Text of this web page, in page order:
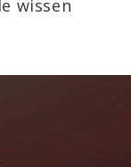
wissen